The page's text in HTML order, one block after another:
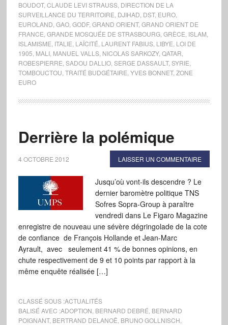
BOUDOT, CLAUDE LEVI STRAUSS, DIRECTION DE LA
SURVEILLANCE DU TERRITOIRE DJIHAD DST, EURO,
EUROLAND GAO, GODF, GRAND ORIENT, GRAND ORIENT DE
FRANCE GRANDE MOSQUÉE DE STRASBOURG, GRÈCE ISLAM
ISLAMISME ITALIE LAÏCITÉ LAURENT FABIUS, LIBYE LOI DE
1905 MALI, MANUEL VALLS, NICOLAS SARKOZY, QATAR
ROBESPIERRE SADOU DALLIO, SERGE DASSAULT, SYRIE
TOMBOUCTOU TRAITÉ BUDGÉTAIRE YVES BONNET, ZONE
EURO
Derrière la polémique
4 OCTOBRE 2012 LAISSER UN COMMENTAIRE
Jusqu’où vont-ils descendre ? Le
dernier baromètre politique TNS
Sofres Sopra-Group à paraître
vendredi dans Le Figaro Magazine
enregistre de nouveau une sévère dégringolade de la cote
de confiance de François Hollande et Jean-Marc
Ayrault, avec seulement 41 % de bonnes opinions, en
chute respectivement de 9 et 10 points par rapport à la
même enquête réalisée […]
CLASSÉ SOUS :ACTUALITÉS
BALISÉ AVEC :ADOPTION BERNARD DEBRÉ BERNARD
POIGNANT, BERTRAND DELANOË BRUNO GOLLNISCH